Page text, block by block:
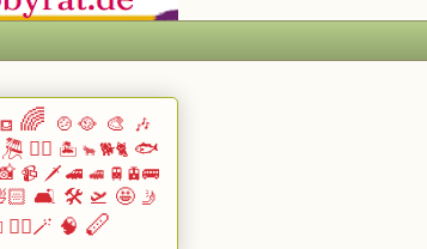
⛾ 🌈 🍲🥘 🎨 🎶
🎘 🏄🏽 🏝️ 🐂 🐕🐈 🐟
📹 🗡️ 🚄 🚅 🚆🚊🚌
🛋️ 🛠️ 🛫 🤩 🤳
🧙‍♂️🪄 🧠 🪈